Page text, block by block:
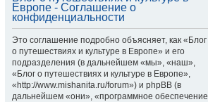
Европе - Соглашение о
конфиденциальности
Это соглашение подробно объясняет, как «Блог
о путешествиях и культуре в Европе» и его
подразделения (в дальнейшем «мы», «наш»,
«Блог о путешествиях и культуре в Европе»,
«http://www.mishanita.ru/forum») и phpBB (в
дальнейшем «они», «программное обеспечение